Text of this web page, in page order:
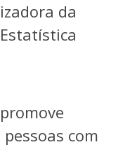
da
com